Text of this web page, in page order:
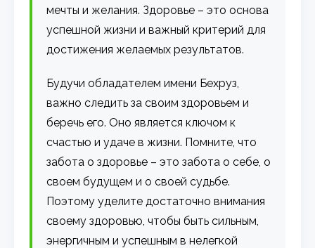
мечты и желания. Здоровье – это основа
успешной жизни и важный критерий для
достижения желаемых результатов.
Будучи обладателем имени Бехруз,
важно следить за своим здоровьем и
беречь его. Оно является ключом к
счастью и удаче в жизни. Помните, что
забота о здоровье – это забота о себе, о
своем будущем и о своей судьбе.
Поэтому уделите достаточно внимания
своему здоровью, чтобы быть сильным,
энергичным и успешным в нелегкой